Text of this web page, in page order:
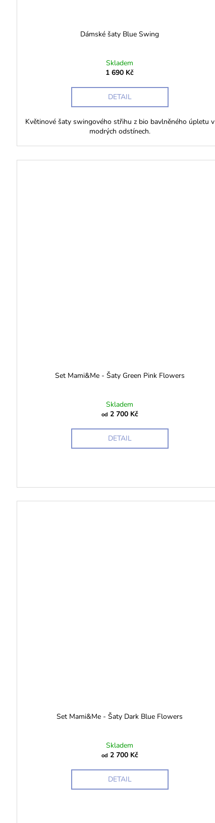
Dámské šaty Blue Swing
Skladem
1 690 Kč
DETAIL
Květinové šaty swingového střihu z bio bavlněného úpletu v
modrých odstínech.
Set Mami&Me - Šaty Green Pink Flowers
Skladem
od 2 700 Kč
DETAIL
Set Mami&Me - Šaty Dark Blue Flowers
Skladem
od 2 700 Kč
DETAIL